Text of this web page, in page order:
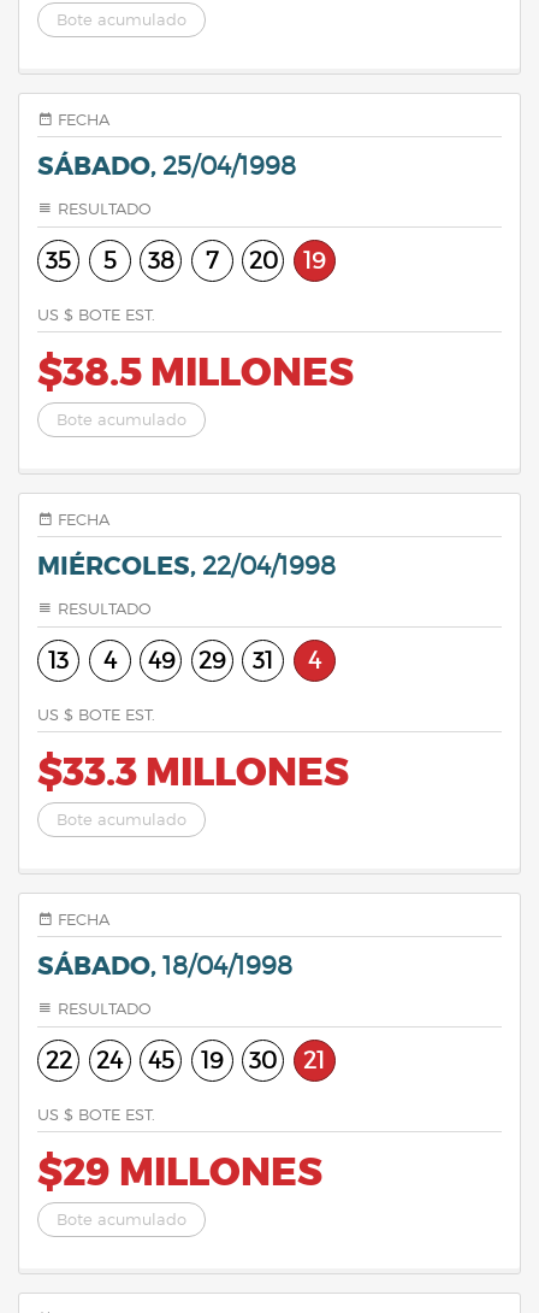
Bote acumulado
FECHA
SÁBADO, 25/04/1998
RESULTADO
35 5 38 7 20 19
US $ BOTE EST.
$38.5 MILLONES
Bote acumulado
FECHA
MIÉRCOLES, 22/04/1998
RESULTADO
13 4 49 29 31 4
US $ BOTE EST.
$33.3 MILLONES
Bote acumulado
FECHA
SÁBADO, 18/04/1998
RESULTADO
22 24 45 19 30 21
US $ BOTE EST.
$29 MILLONES
Bote acumulado